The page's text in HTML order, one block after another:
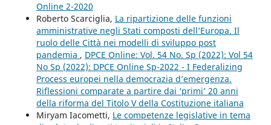
Online 2-2020
Roberto Scarciglia, La ripartizione delle funzioni
amministrative negli Stati composti dell’Europa. Il
ruolo delle Città nei modelli di sviluppo post
pandemia , DPCE Online: Vol. 54 No. Sp (2022): Vol 54
No Sp (2022): DPCE Online Sp-2022 - I Federalizing
Process europei nella democrazia d’emergenza.
Riflessioni comparate a partire dai ‘primi’ 20 anni
della riforma del Titolo V della Costituzione italiana
Miryam Iacometti, Le competenze legislative in tema